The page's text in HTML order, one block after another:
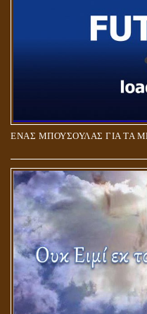
ΕΝΑΣ ΜΠΟΥΣΟΥΛΑΣ ΓΙΑ ΤΑ
Η ΕΠΑΦΗ ΜΕ ΤΟ ΠΝΕΥΜΑ